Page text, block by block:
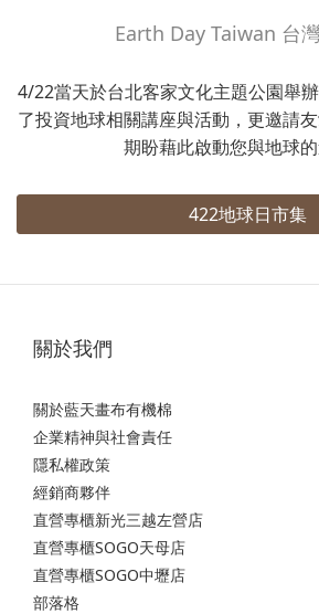
Earth Day Taiwan 台
4/22當天於台北客家文化主題公園舉
了投資地球相關講座與活動，更邀請
期盼藉此啟動您與地球的
422地球日市集
關於我們
關於藍天畫布有機棉
企業精神與社會責任
隱私權政策
經銷商夥伴
直營專櫃新光三越左營店
直營專櫃SOGO天母店
直營專櫃SOGO中壢店
部落格